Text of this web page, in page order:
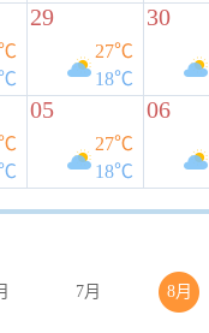
29
27℃
18℃
30
05
27℃
18℃
06
7月 8月